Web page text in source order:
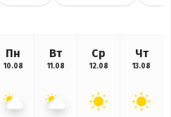
Пн
10.08
Вт
11.08
Ср
12.08
Чт
13.08